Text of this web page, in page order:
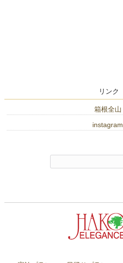
リンク
箱根全山
instagram
索: